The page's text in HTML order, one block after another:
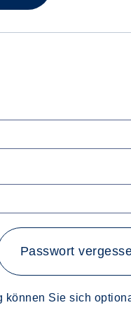
Passwort
können Sie sich